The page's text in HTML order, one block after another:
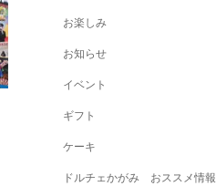
お楽しみ
お知らせ
イベント
ギフト
ケーキ
ドルチェかがみ おススメ情報